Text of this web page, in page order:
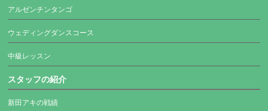
アルゼンチンタンゴ
ウェディングダンスコース
中級レッスン
スタッフの紹介
新田アキの戦績